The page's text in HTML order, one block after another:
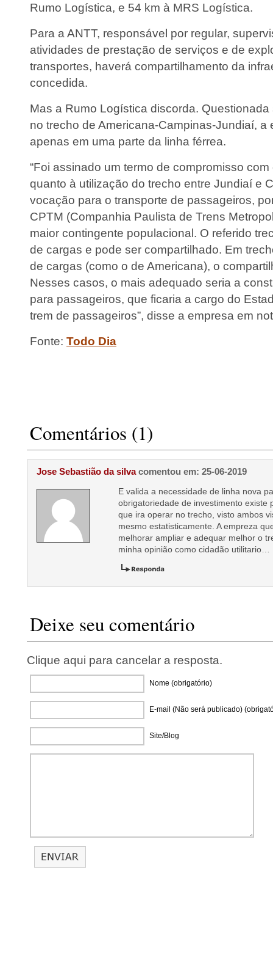
Rumo Logística, e 54 km à MRS Logística.
Para a ANTT, responsável por regular,
atividades de prestação de serviços e de
transportes, haverá compartilhamento da
concedida.
Mas a Rumo Logística discorda.
no trecho de Americana-Campinas-Jundiaí, a
apenas em uma parte da linha férrea.
“Foi assinado um termo de compromisso
quanto à utilização do trecho entre Jundiaí e
vocação para o transporte de passageiros,
CPTM (Companhia Paulista de Trens
maior contingente populacional. O referido
de cargas e pode ser compartilhado. Em
de cargas (como o de Americana), o
Nesses casos, o mais adequado seria a
para passageiros, que ficaria a cargo do
trem de passageiros”, disse a empresa em
Fonte: Todo Dia
Comentários (1)
Jose Sebastião da silva comentou em: 25-06-2019
E valida a necessidade de linha nova
obrigatoriedade de investimento existe
que ira operar no trecho, visto ambos
mesmo estatisticamente. A empreza
melhorar ampliar e adequar melhor o
minha opinião como cidadão utilitario…
Deixe seu comentário
Clique aqui para cancelar a resposta.
Nome (obrigatório)
E-mail (Não será publicado)
Site/Blog